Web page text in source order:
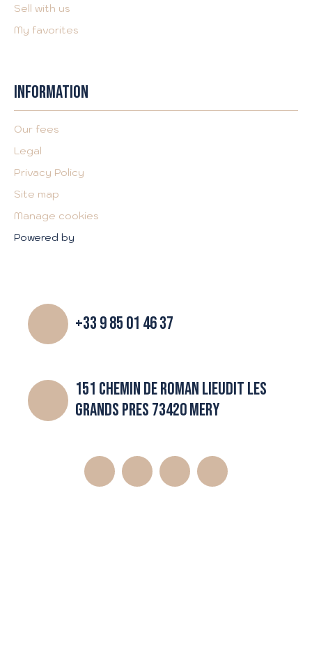
Sell with us
My favorites
INFORMATION
Our fees
Legal
Privacy Policy
Site map
Manage cookies
Powered by
+33 9 85 01 46 37
151 CHEMIN DE ROMAN LIEUDIT LES
GRANDS PRES 73420 MERY